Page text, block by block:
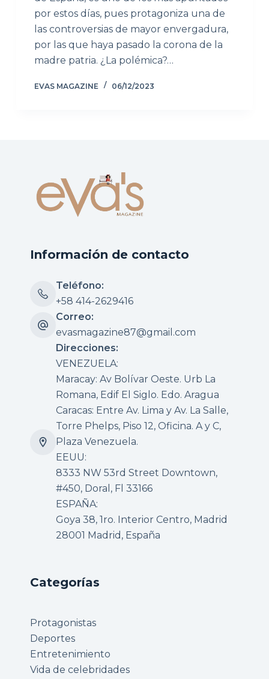
por estos días, pues protagoniza una de
las controversias de mayor envergadura,
por las que haya pasado la corona de la
madre patria. ¿La polémica?…
EVAS MAGAZINE 06/12/2023
Información de contacto
Teléfono:
+58 414-2629416
Correo:
evasmagazine87@gmail.com
Direcciones:
VENEZUELA:
Maracay: Av Bolívar Oeste. Urb La
Romana, Edif El Siglo. Edo. Aragua
Caracas: Entre Av. Lima y Av. La Salle,
Torre Phelps, Piso 12, Oficina. A y C,
Plaza Venezuela.
EEUU:
8333 NW 53rd Street Downtown,
#450, Doral, Fl 33166
ESPAÑA:
Goya 38, 1ro. Interior Centro, Madrid
28001 Madrid, España
Categorías
Protagonistas
Deportes
Entretenimiento
Vida de celebridades